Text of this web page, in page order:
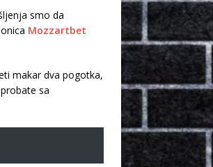
smo da
Mozzartbet
makar dva pogotka,
sa